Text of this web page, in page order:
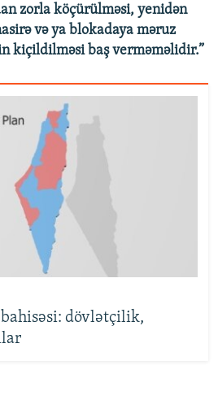
zorla köçürülməsi, yenidən
və ya blokadaya məruz
kiçildilməsi baş verməməlidir.”
dövlətçilik,